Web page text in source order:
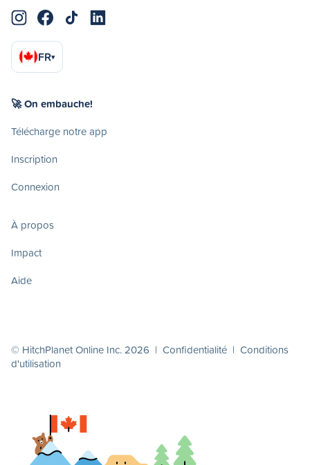
FR▾
🚀 On embauche!
Télécharge notre app
Inscription
Connexion
À propos
Impact
Aide
© HitchPlanet Online Inc. 2026 | Confidentialité | Conditions
d'utilisation